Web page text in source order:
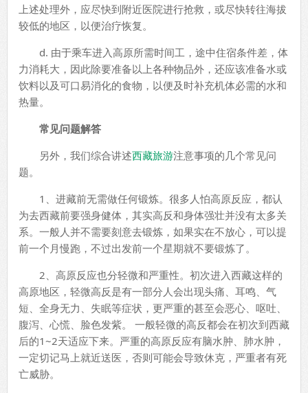
上述处理外，应尽快到附近医院进行抢救，或尽快转往海拔
较低的地区，以便治疗恢复。
d. 由于乘车进入高原所需时间工，途中住宿条件差，体
力消耗大，因此除要准备以上各种物品外，还应该准备水或
饮料以及可口易消化的食物，以便及时补充机体必需的水和
热量。
常见问题解答
另外，我们综合讲述西藏旅游注意事项的几个常见问
题。
1、进藏前无需做任何锻炼。很多人怕高原反应，都认
为去西藏前要强身健体，其实高反和身体强壮并没有太多关
系。一般人并不需要刻意去锻炼，如果实在不放心，可以提
前一个月慢跑，不过出发前一个星期就不要锻炼了。
2、高原反应也分轻微和严重性。初次进入西藏这样的
高原地区，轻微高反是有一部分人会出现头痛、耳鸣、气
短、全身无力、失眠等症状，更严重的甚至会恶心、呕吐、
腹泻、心慌、脸色发紫。 一般轻微的高反都会在初次到西藏
后的1~2天适应下来。严重的高原反应有脑水肿、肺水肿，
一定切记马上就近送医，否则可能会导致休克，严重者有死
亡威胁。